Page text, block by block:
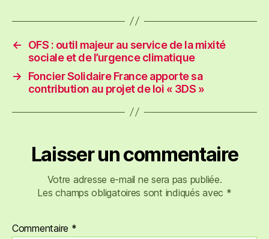
←
OFS : outil majeur au service de la mixité
sociale et de l’urgence climatique
→
Foncier Solidaire France apporte sa
contribution au projet de loi « 3DS »
Laisser un commentaire
Votre adresse e-mail ne sera pas publiée.
Les champs obligatoires sont indiqués avec *
Commentaire *